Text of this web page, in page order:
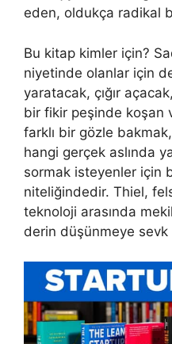
eden, oldukça radikal
Bu kitap kimler için?
niyetinde olanlar için
yaratacak, çığır
bir fikir peşinde koşan
farklı bir gözle
hangi gerçek aslında
sormak isteyenler için
niteliğindedir. Thiel,
teknoloji arasında
derin düşünmeye sevk